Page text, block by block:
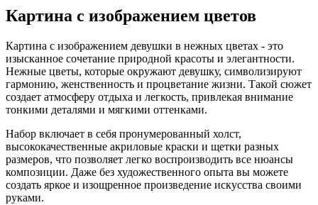
Картина с изображением цветов
Картина с изображением девушки в нежных цветах - это
изысканное сочетание природной красоты и элегантности.
Нежные цветы, которые окружают девушку, символизируют
гармонию, женственность и процветание жизни. Такой сюжет
создает атмосферу отдыха и легкость, привлекая внимание
тонкими деталями и мягкими оттенками.
Набор включает в себя пронумерованный холст,
высококачественные акриловые краски и щетки разных
размеров, что позволяет легко воспроизводить все нюансы
композиции. Даже без художественного опыта вы можете
создать яркое и изощренное произведение искусства своими
руками.